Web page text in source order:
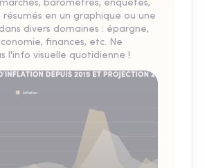
baromètres, enquêtes,
résumés en un graphique ou une
divers domaines : épargne,
finances, etc. Ne
l'info visuelle quotidienne !